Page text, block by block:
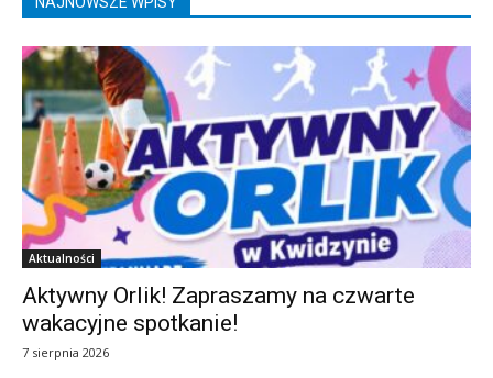
Aktualności
Aktywny Orlik! Zapraszamy na czwarte
wakacyjne spotkanie!
7 sierpnia 2026